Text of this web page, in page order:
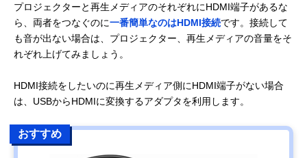
プロジェクターと再生メディアのそれぞれにHDMI端子があるな
ら、両者をつなぐのに一番簡単なのはHDMI接続です。接続して
も音が出ない場合は、プロジェクター、再生メディアの音量をそ
れぞれ上げてみましょう。
HDMI接続をしたいのに再生メディア側にHDMI端子がない場合
は、USBからHDMIに変換するアダプタを利用します。
おすすめ